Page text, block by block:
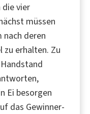
vier
müssen
nach deren
zu erhalten. Zu
Ei besorgen
das Gewinner-